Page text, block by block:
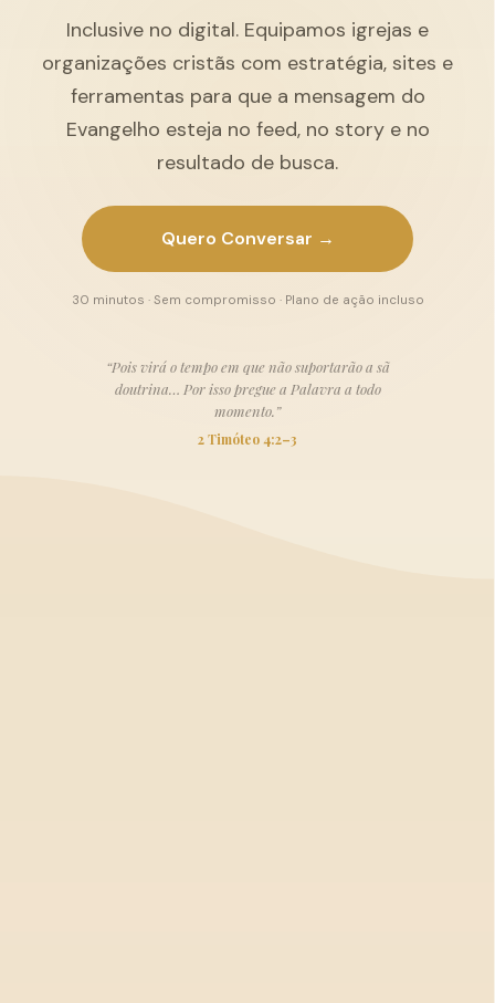
Inclusive no digital. Equipamos igrejas e
organizações cristãs com estratégia, sites e
ferramentas para que a mensagem do
Evangelho esteja no feed, no story e no
resultado de busca.
Quero Conversar →
30 minutos · Sem compromisso · Plano de ação incluso
“Pois virá o tempo em que não suportarão a sã
doutrina… Por isso pregue a Palavra a todo
momento.”
2 Timóteo 4:2–3